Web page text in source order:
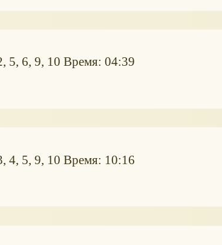
5, 6, 9, 10 Время: 04:39
4, 5, 9, 10 Время: 10:16